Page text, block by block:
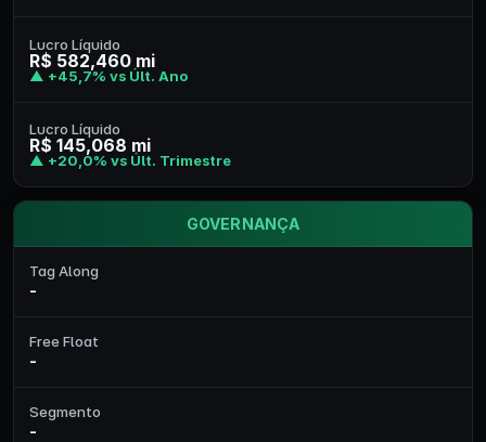
Lucro Líquido
R$ 582,460 mi
▲ +45,7% vs Últ. Ano
Lucro Líquido
R$ 145,068 mi
▲ +20,0% vs Últ. Trimestre
GOVERNANÇA
Tag Along
-
Free Float
-
Segmento
-